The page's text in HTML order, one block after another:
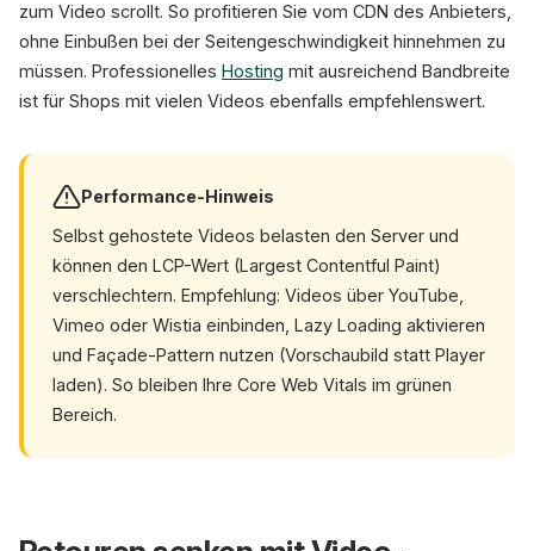
zum Video scrollt. So profitieren Sie vom CDN des Anbieters,
ohne Einbußen bei der Seitengeschwindigkeit hinnehmen zu
müssen. Professionelles Hosting mit ausreichend Bandbreite
ist für Shops mit vielen Videos ebenfalls empfehlenswert.
Performance-Hinweis
Selbst gehostete Videos belasten den Server und
können den LCP-Wert (Largest Contentful Paint)
verschlechtern. Empfehlung: Videos über YouTube,
Vimeo oder Wistia einbinden, Lazy Loading aktivieren
und Façade-Pattern nutzen (Vorschaubild statt Player
laden). So bleiben Ihre Core Web Vitals im grünen
Bereich.